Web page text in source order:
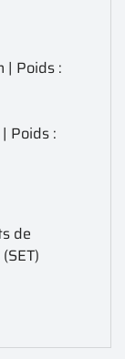
| Poids :
Poids :
de